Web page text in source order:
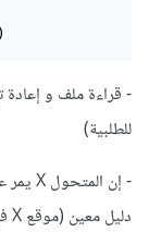
- قراءة ملف و إعادة
للطلبية)
دليل معين (موقع X في types) أي [types[x